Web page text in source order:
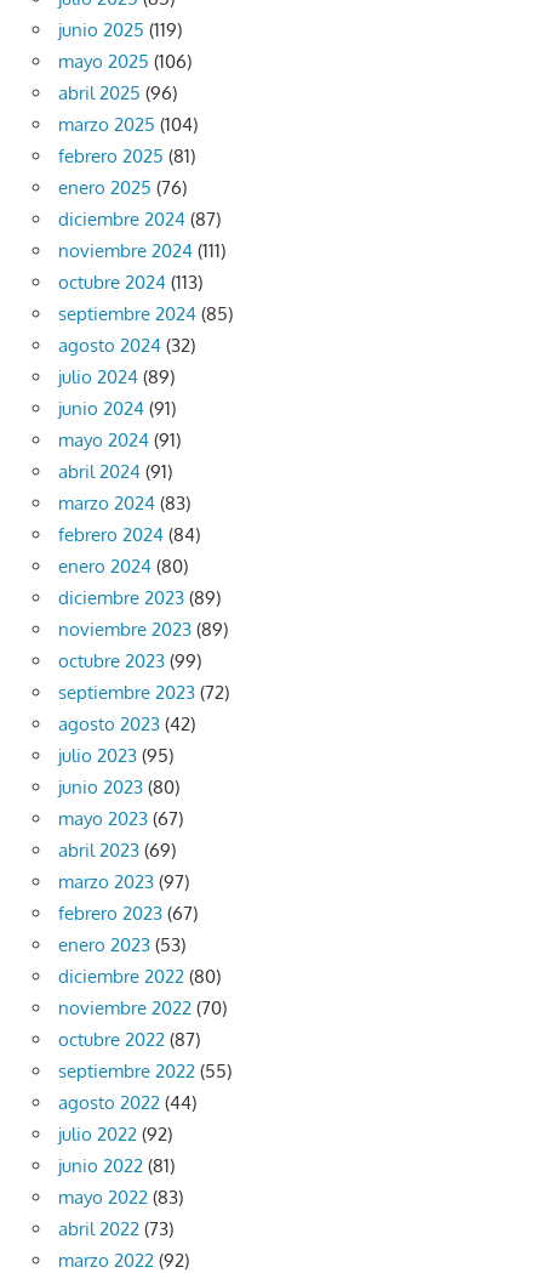
junio 2025 (119)
mayo 2025 (106)
abril 2025 (96)
marzo 2025 (104)
febrero 2025 (81)
enero 2025 (76)
diciembre 2024 (87)
noviembre 2024 (111)
octubre 2024 (113)
septiembre 2024 (85)
agosto 2024 (32)
julio 2024 (89)
junio 2024 (91)
mayo 2024 (91)
abril 2024 (91)
marzo 2024 (83)
febrero 2024 (84)
enero 2024 (80)
diciembre 2023 (89)
noviembre 2023 (89)
octubre 2023 (99)
septiembre 2023 (72)
agosto 2023 (42)
julio 2023 (95)
junio 2023 (80)
mayo 2023 (67)
abril 2023 (69)
marzo 2023 (97)
febrero 2023 (67)
enero 2023 (53)
diciembre 2022 (80)
noviembre 2022 (70)
octubre 2022 (87)
septiembre 2022 (55)
agosto 2022 (44)
julio 2022 (92)
junio 2022 (81)
mayo 2022 (83)
abril 2022 (73)
marzo 2022 (92)